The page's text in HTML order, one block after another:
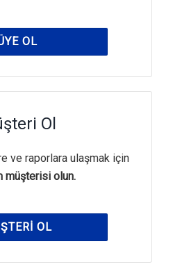
OL
Ol
ve raporlara ulaşmak için
müşterisi olun.
OL